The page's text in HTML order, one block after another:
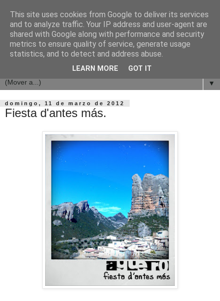
▼
domingo, 11 de marzo de 2012
Fiesta d'antes más.
This site uses cookies from Google to deliver its services
and to analyze traffic. Your IP address and user-agent are
shared with Google along with performance and security
metrics to ensure quality of service, generate usage
statistics, and to detect and address abuse.
LEARN MORE GOT IT